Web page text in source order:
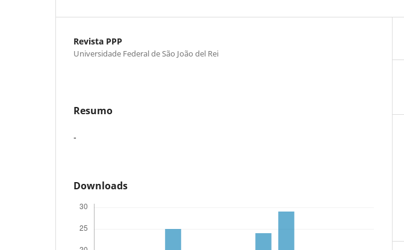
Revista PPP
Universidade Federal de São João del Rei
Resumo
-
Downloads